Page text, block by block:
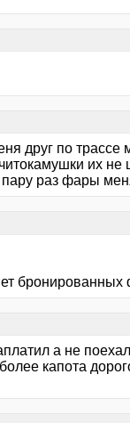
друг по трассе
их не
пару раз фары
бронированных
а не
капота